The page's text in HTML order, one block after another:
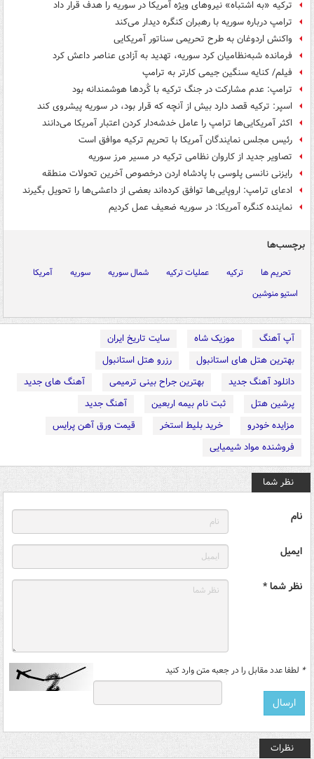
ترکیه «به اشتباه» نیروهای ویژه آمریکا در سوریه را هدف قرار داد
ترامپ درباره سوریه با رهبران کنگره دیدار می‌کند
واکنش اردوغان به طرح تحریمی سناتور آمریکایی
فرمانده شبه‌نظامیان کرد سوریه، تهدید به آزادی عناصر داعش کرد
فیلم/ کنایه سنگین جیمی کارتر به ترامپ
ترامپ: عدم مشارکت در جنگ ترکیه با کٌردها هوشمندانه بود
اسپر: ترکیه قصد دارد بیش از آنچه که قرار بود، در سوریه پیشروی کند
اکثر آمریکایی‌ها ترامپ را عامل خدشه‌دار کردن اعتبار آمریکا می‌دانند
رئیس مجلس نمایندگان آمریکا با تحریم ترکیه موافق است
تصاویر جدید از کاروان نظامی ترکیه در مسیر مرز سوریه
رایزنی نانسی پلوسی با پادشاه اردن درخصوص آخرین تحولات منطقه
ادعای ترامپ: اروپایی‌ها توافق کرده‌اند بعضی از داعشی‌ها را تحویل بگیرند
نماینده کنگره آمریکا: در سوریه ضعیف عمل کردیم
برچسب‌ها
تحریم ها ترکیه عملیات ترکیه شمال سوریه سوریه
آمریکا
استیو منوشین
آپ آهنگ موزیک شاه
سایت تاریخ ایران
بهترین هتل های استانبول
رزرو هتل استانبول
دانلود آهنگ جدید
بهترین جراح بینی ترمیمی
آهنگ های جدید
پرشین هتل
ثبت نام بیمه اربعین
آهنگ جدید
مزایده خودرو
خرید بلیط استخر
قیمت ورق آهن پرایس
فروشنده مواد شیمیایی
نظر شما
نام
ایمیل
نظر شما *
* لطفا عدد مقابل را در جعبه متن وارد کنید
نظرات